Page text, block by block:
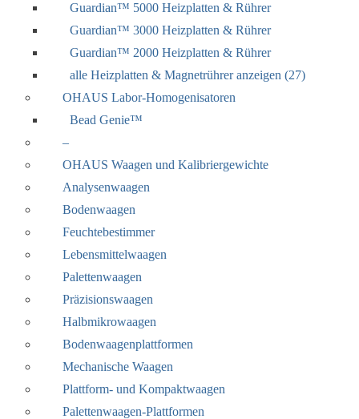
Guardian™ 5000 Heizplatten & Rührer
Guardian™ 3000 Heizplatten & Rührer
Guardian™ 2000 Heizplatten & Rührer
alle Heizplatten & Magnetrührer anzeigen (27)
OHAUS Labor-Homogenisatoren
Bead Genie™
–
OHAUS Waagen und Kalibriergewichte
Analysenwaagen
Bodenwaagen
Feuchtebestimmer
Lebensmittelwaagen
Palettenwaagen
Präzisionswaagen
Halbmikrowaagen
Bodenwaagenplattformen
Mechanische Waagen
Plattform- und Kompaktwaagen
Palettenwaagen-Plattformen